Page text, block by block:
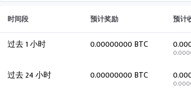
时间段 预计奖励 预计
过去 1 小时 0.00000000 BTC
过去 24 小时 0.00000000 BTC